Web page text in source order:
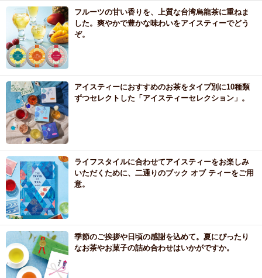
フルーツの甘い香りを、上質な台湾烏龍茶に重ねま
した。爽やかで豊かな味わいをアイスティーでどう
ぞ。
アイスティーにおすすめのお茶をタイプ別に10種類
ずつセレクトした「アイスティーセレクション」。
ライフスタイルに合わせてアイスティーをお楽しみ
いただくために、二通りのブック オブ ティーをご用
意。
季節のご挨拶や日頃の感謝を込めて。夏にぴったり
なお茶やお菓子の詰め合わせはいかがですか。